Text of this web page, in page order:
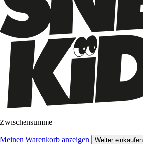
Zwischensumme
Meinen Warenkorb anzeigen Weiter einkaufen